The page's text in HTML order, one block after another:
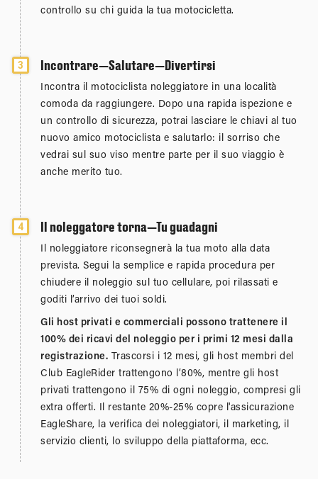
controllo su chi guida la tua motocicletta.
3 Incontrare—Salutare—Divertirsi
Incontra il motociclista noleggiatore in una località
comoda da raggiungere. Dopo una rapida ispezione e
un controllo di sicurezza, potrai lasciare le chiavi al tuo
nuovo amico motociclista e salutarlo: il sorriso che
vedrai sul suo viso mentre parte per il suo viaggio è
anche merito tuo.
4 Il noleggatore torna—Tu guadagni
Il noleggiatore riconsegnerà la tua moto alla data
prevista. Segui la semplice e rapida procedura per
chiudere il noleggio sul tuo cellulare, poi rilassati e
goditi l’arrivo dei tuoi soldi.
Gli host privati e commerciali possono trattenere il
100% dei ricavi del noleggio per i primi 12 mesi dalla
registrazione. Trascorsi i 12 mesi, gli host membri del
Club EagleRider trattengono l’80%, mentre gli host
privati trattengono il 75% di ogni noleggio, compresi gli
extra offerti. Il restante 20%-25% copre l'assicurazione
EagleShare, la verifica dei noleggiatori, il marketing, il
servizio clienti, lo sviluppo della piattaforma, ecc.